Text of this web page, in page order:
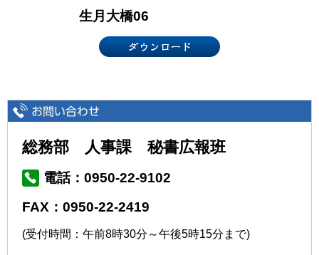
生月大橋06
総務部 人事課 秘書広報班
電話：0950-22-9102
FAX：0950-22-2419
(受付時間：午前8時30分～午後5時15分まで)